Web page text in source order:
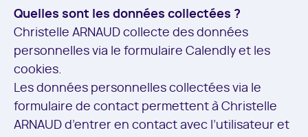
Quelles sont les données collectées ?
Christelle ARNAUD collecte des données
personnelles via le formulaire Calendly et les
cookies.
Les données personnelles collectées via le
formulaire de contact permettent à Christelle
ARNAUD d’entrer en contact avec l’utilisateur et